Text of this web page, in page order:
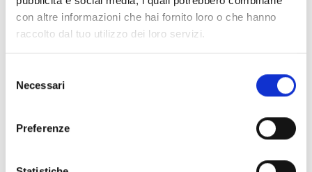
con altre informazioni che hai fornito loro o che hanno
raccolto dal tuo utilizzo dei loro servizi.
delNecessari
Preferenze